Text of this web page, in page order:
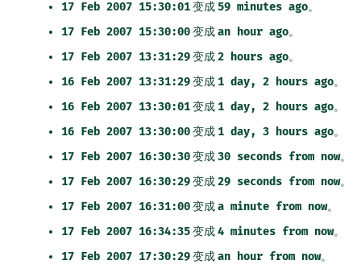
17 Feb 2007 15:30:01变成59 minutes ago。
17 Feb 2007 15:30:00变成an hour ago。
17 Feb 2007 13:31:29变成2 hours ago。
16 Feb 2007 13:31:29变成 1 day, 2 hours ago。
16 Feb 2007 13:30:01变成 1 day, 2 hours ago。
16 Feb 2007 13:30:00变成 1 day, 3 hours ago。
17 Feb 2007 16:30:30变成30 seconds from now。
17 Feb 2007 16:30:29变成29 seconds from now。
17 Feb 2007 16:31:00变成a minute from now。
17 Feb 2007 16:34:35变成4 minutes from now。
17 Feb 2007 17:30:29变成an hour from now。